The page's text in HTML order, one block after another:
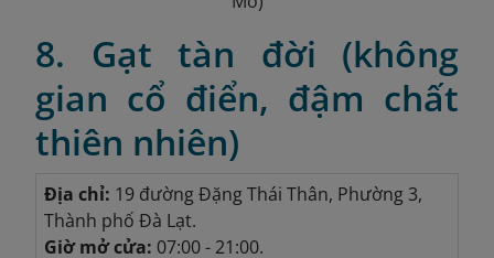
8. Gạt tàn đời (không
gian cổ điển, đậm chất
thiên nhiên)
Địa chỉ: 19 đường Đặng Thái Thân, Phường 3,
Thành phố Đà Lạt.
Giờ mở cửa: 07:00 - 21:00.